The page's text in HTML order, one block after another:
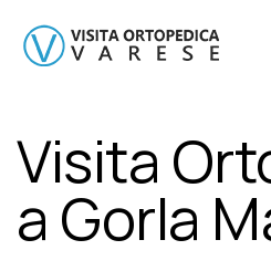
Visita
a Gorla